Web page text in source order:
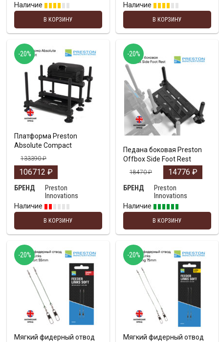
Наличие
В КОРЗИНУ
Наличие
В КОРЗИНУ
Платформа Preston
Absolute Compact
133390₽
106712 ₽
БРЕНД
Preston
Innovations
Наличие
В КОРЗИНУ
-20%
Педана боковая Preston
Offbox Side Foot Rest
18470₽ 14776 ₽
БРЕНД
Preston
Innovations
Наличие
В КОРЗИНУ
-20%
Мягкий фидерный отвод
-20%
Мягкий фидерный отвод
-20%